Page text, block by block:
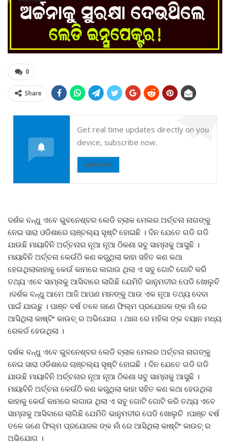
0
Share
Get real time updates directly on you
device, subscribe now.
Subscribe
ଦର୍ଶକ ବନ୍ଧୁ ଏବେ ଭୁବନେଶ୍ବର ଲେଡି ବ୍ଲାକ ମେଲର ଅର୍ଚ୍ଚନା ନାଗଙ୍କୁ
ନେଇ ସାରା ଓଡିଶାରେ ଚାଞ୍ଚଲ୍ୟ ସୃଷ୍ଟି ହୋଇଛି । ଦିନ ଯେତେ ଗଡି ଗଡି
ଯାଉଛି ମାୟାବିନି ଅର୍ଚ୍ଚନାର ନୂଆ ନୂଆ ଠିକଣା ସବୁ ସାମ୍ନାକୁ ଆସୁଛି ।
ମାୟାବିନି ଅର୍ଚ୍ଚନା କେଉଁଠି କଣ କରୁଥିଲା କାହା ସହିତ କଣ କଥା
ହେଉଥିଲାକାହାକୁ କେଉଁ କାମରେ ଲଗାଉ ଥିଲା ଏ ସବୁ ଗୋଟି ଗୋଟି କରି
ତଥ୍ୟ ଏବେ ସାମ୍ନାକୁ ଆସିବାରେ ଲାଗିଛି ଯେମିତି ଭାନୁମତୀର ପେଡି ଖୋଲୁଚି
।ଦର୍ଶକ ବନ୍ଧୁ ଆମେ ଆଜି ଆପଣ ମାନଙ୍କୁ ଆଉ ଏକ ନୂଆ ତଥ୍ୟ ଦେବା
ପାଇଁ ଯାଉଛୁ । ପାଞ୍ଚ ବର୍ଷ ତଳେ ଜଣେ ଫିଲ୍ମ ପ୍ରଯୋଜକ ଙ୍କ ନାଁ ରେ
ଆସିଥିଲା କାଷ୍ଟିଂ କାଉଚ୍ ର ଅଭିଯୋଗ । ଥାନା ରେ ମହିଳା ଙ୍କ ବୟାନ ମଧ୍ୟ
ରେକର୍ଡ ହେଉଥିଲା ।
ଦର୍ଶକ ବନ୍ଧୁ ଏବେ ଭୁବନେଶ୍ବର ଲେଡି ବ୍ଲାକ ମେଲର ଅର୍ଚ୍ଚନା ନାଗଙ୍କୁ
ନେଇ ସାରା ଓଡିଶାରେ ଚାଞ୍ଚଲ୍ୟ ସୃଷ୍ଟି ହୋଇଛି । ଦିନ ଯେତେ ଗଡି ଗଡି
ଯାଉଛି ମାୟାବିନି ଅର୍ଚ୍ଚନାର ନୂଆ ନୂଆ ଠିକଣା ସବୁ ସାମ୍ନାକୁ ଆସୁଛି ।
ମାୟାବିନି ଅର୍ଚ୍ଚନା କେଉଁଠି କଣ କରୁଥିଲା କାହା ସହିତ କଣ କଥା ହେଉଥିଲା
କାହାକୁ କେଉଁ କାମରେ ଲଗାଉ ଥିଲା ଏ ସବୁ ଗୋଟି ଗୋଟି କରି ତଥ୍ୟ ଏବେ
ସାମ୍ନାକୁ ଆସିବାରେ ଲାଗିଛି ଯେମିତି ଭାନୁମତୀର ପେଡି ଖୋଲୁଚି ।ପାଞ୍ଚ ବର୍ଷ
ତଳେ ଜଣେ ଫିଲ୍ମ ପ୍ରଯୋଜକ ଙ୍କ ନାଁ ରେ ଆସିଥିଲା କାଷ୍ଟିଂ କାଉଚ୍ ର
ଅଭିଯୋଗ ।